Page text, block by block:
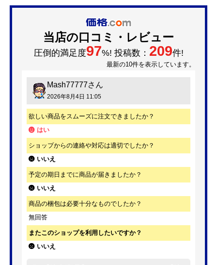
当店の口コミ・レビュー
圧倒的満足度97%! 投稿数： 209件!
最新の10件を表示しています。
Mash77777さん
2026年8月4日 11:05
欲しい商品をスムーズに注文できましたか？
はい
ショップからの連絡や対応は適切でしたか？
いいえ
予定の期日までに商品が届きましたか？
いいえ
商品の梱包は必要十分なものでしたか？
無回答
またこのショップを利用したいですか？
いいえ